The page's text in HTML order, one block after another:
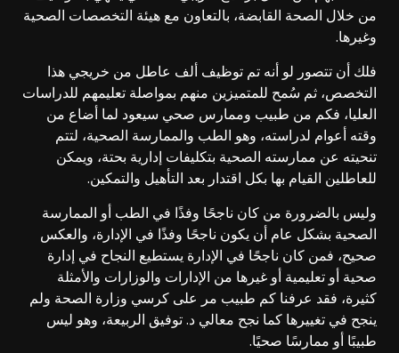
من خلال الصحة القابضة، بالتعاون مع هيئة التخصصات الصحية
وغيرها.
فلك أن تتصور لو أنه تم توظيف ألف عاطل من خريجي هذا
التخصص، ثم سُمح للمتميزين منهم بمواصلة تعليمهم للدراسات
العليا، فكم من طبيب وممارس صحي سيعود لما أضاع من
وقته أعوام لدراسته، وهو الطب والممارسة الصحية، لتتم
تنحيته عن ممارسته الصحية بتكليفات إدارية بحتة، ويمكن
للعاطلين القيام بها بكل اقتدار بعد التأهيل والتمكين.
وليس بالضرورة من كان ناجحًا وفذًا في الطب أو الممارسة
الصحية بشكل عام أن يكون ناجحًا وفذًا في الإدارة، والعكس
صحيح، فمن كان ناجحًا في الإدارة يستطيع النجاح في إدارة
صحية أو تعليمية أو غيرها من الإدارات والوزارات والأمثلة
كثيرة، فقد عرفنا كم طبيب مر على كرسي وزارة الصحة ولم
ينجح في تغييرها كما نجح معالي د. توفيق الربيعة، وهو ليس
طبيبًا أو ممارسًا صحيًا.